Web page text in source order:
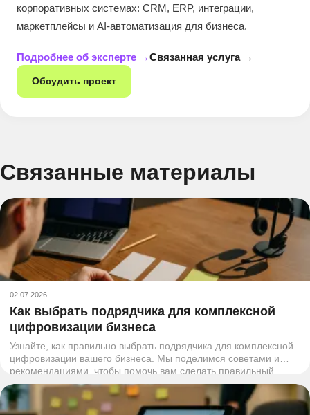
корпоративных системах: CRM, ERP, интеграции,
маркетплейсы и AI-автоматизация для бизнеса.
Подробнее об эксперте →Связанная услуга →
Обсудить проект
Связанные материалы
02.07.2026
Как выбрать подрядчика для комплексной
цифровизации бизнеса
Узнайте, как правильно выбрать подрядчика для комплексной
цифровизации вашего бизнеса. Мы поделимся советами и
рекомендациями, чтобы помочь вам сделать правильный
выбор.